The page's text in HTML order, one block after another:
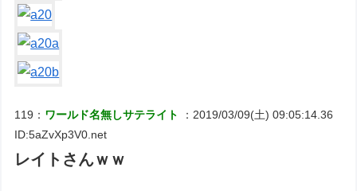
119： ワールド名無しサテライト
：2019/03/09(土) 09:05:14.36
ID:5aZvXp3V0.net
レイトさんｗｗ